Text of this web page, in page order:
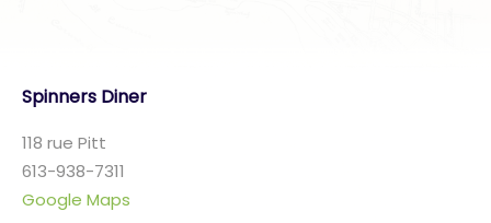
Spinners Diner
118 rue Pitt
613-938-7311
Google Maps